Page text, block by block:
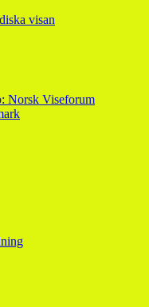
visan